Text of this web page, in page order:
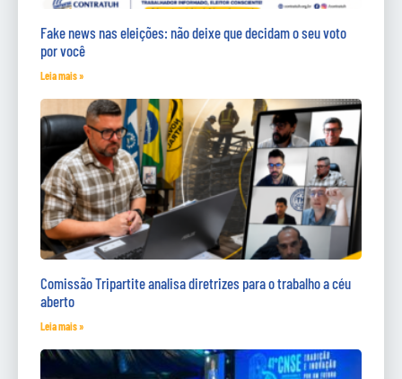
Fake news nas eleições: não deixe que decidam o seu voto
por você
Leia mais »
Comissão Tripartite analisa diretrizes para o trabalho a céu
aberto
Leia mais »